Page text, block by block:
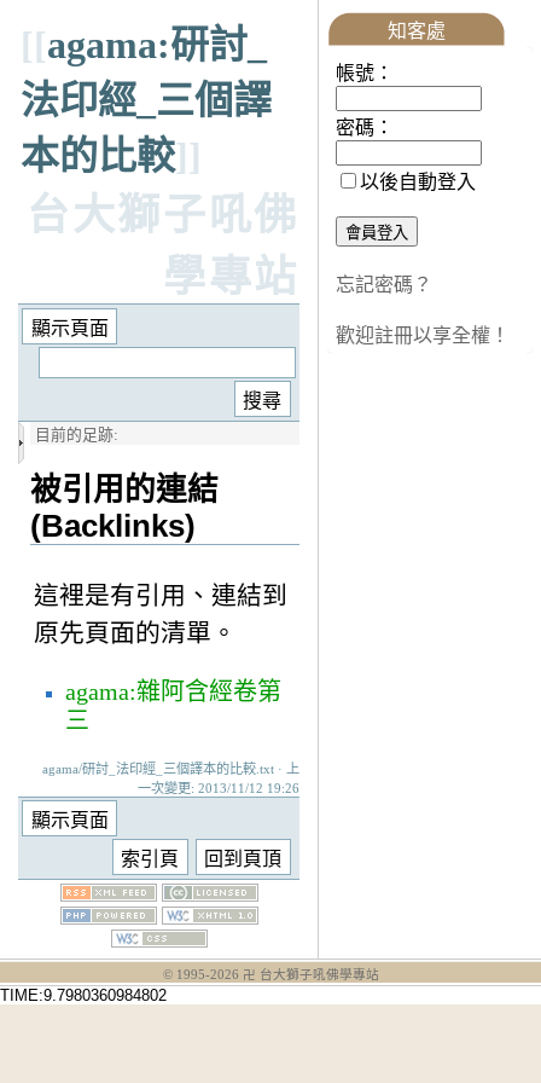
[[agama:研討_
法印經_三個譯
本的比較]]
台大獅子吼佛
學專站
目前的足跡:
被引用的連結
(Backlinks)
這裡是有引用、連結到
原先頁面的清單。
agama:雜阿含經卷第
三
agama/研討_法印經_三個譯本的比較.txt · 上
一次變更: 2013/11/12 19:26
知客處
帳號：
密碼：
以後自動登入
忘記密碼？
歡迎註冊以享全權！
© 1995-2026 卍 台大獅子吼佛學專站
TIME:9.7980360984802